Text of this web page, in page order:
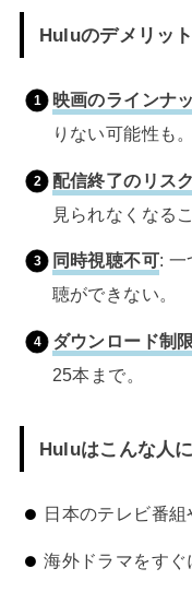
Huluのデメリット
映画のラインナ
りない可能性も。
配信終了のリスク
見られなくなる
同時視聴不可: 一
聴ができない。
ダウンロード制限
25本まで。
Huluはこんな人
日本のテレビ番
海外ドラマをすぐ